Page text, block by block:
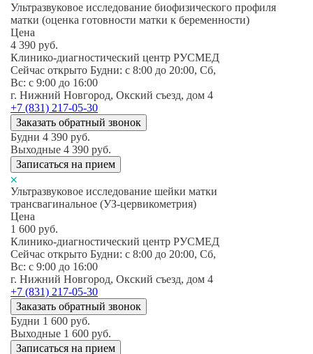
Ультразвуковое исследование биофизического профиля
матки (оценка готовности матки к беременности)
Цена
4 390 руб.
Клинико-диагностический центр РУСМЕД
Сейчас открыто Будни: c 8:00 до 20:00, Сб,
Вс: c 9:00 до 16:00
г. Нижний Новгород, Окский съезд, дом 4
+7 (831) 217-05-30
Заказать обратный звонок
Будни 4 390 руб.
Выходные 4 390 руб.
Записаться на прием
Ультразвуковое исследование шейки матки
трансвагинальное (УЗ-цервикометрия)
Цена
1 600 руб.
Клинико-диагностический центр РУСМЕД
Сейчас открыто Будни: c 8:00 до 20:00, Сб,
Вс: c 9:00 до 16:00
г. Нижний Новгород, Окский съезд, дом 4
+7 (831) 217-05-30
Заказать обратный звонок
Будни 1 600 руб.
Выходные 1 600 руб.
Записаться на прием